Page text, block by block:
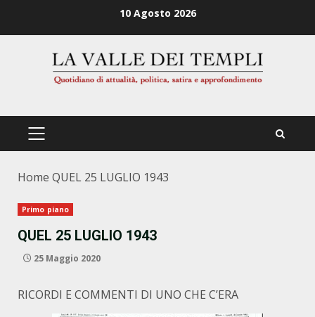
10 Agosto 2026
PRIMÄRES
Home QUEL 25 LUGLIO 1943
Primo piano
QUEL 25 LUGLIO 1943
25 Maggio 2020
RICORDI E COMMENTI DI UNO CHE C’ERA